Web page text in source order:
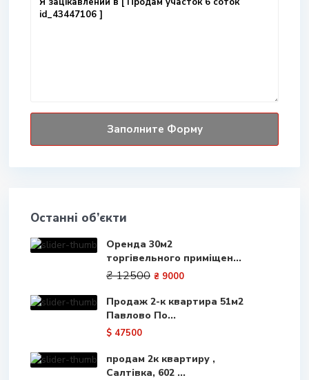
Останні об’єкти
Оренда 30м2
торгівельного приміщен...
₴ 12500 ₴ 9000
Продаж 2-к квартира 51м2
Павлово По...
$ 47500
продам 2к квартиру ,
Салтівка, 602 ...